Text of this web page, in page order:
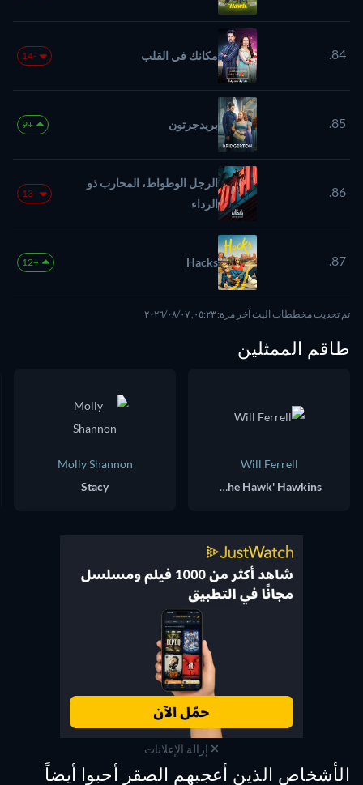
84. مكانك في القلب -14
85. بريدجرتون +9
86.
الرجل الوطواط، المحارب ذو
الرداء
-13
87.
Hacks
+12
تم تحديث مخططات البث آخر مرة: ٠٥:٢٣, ٠٧‏/٠٨‏/٢٠٢٦
طاقم الممثلين
Will Ferrell
Lonnie 'The Hawk' Hawkins
Molly Shannon
Stacy
إزالة الإعلانات
الأشخاص الذين أعجبهم الصقر أحبوا أيضاً
تلفزيون تلفزيون